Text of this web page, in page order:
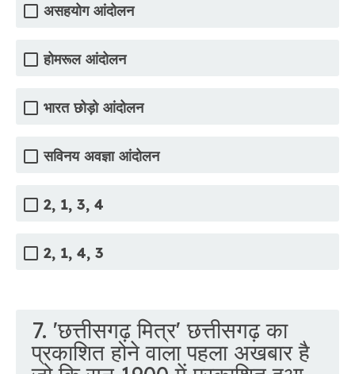
असहयोग आंदोलन
होमरूल आंदोलन
भारत छोड़ो आंदोलन
सविनय अवज्ञा आंदोलन
2, 1, 3, 4
2, 1, 4, 3
7. 'छत्तीसगढ़ मित्र' छत्तीसगढ़ का
प्रकाशित होने वाला पहला अखबार है